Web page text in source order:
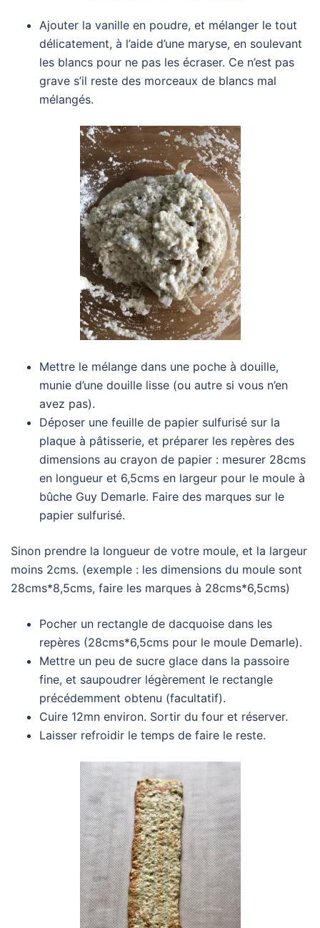
Ajouter la vanille en poudre, et mélanger le tout
délicatement, à l’aide d’une maryse, en soulevant
les blancs pour ne pas les écraser. Ce n’est pas
grave s’il reste des morceaux de blancs mal
mélangés.
Mettre le mélange dans une poche à douille,
munie d’une douille lisse (ou autre si vous n’en
avez pas).
Déposer une feuille de papier sulfurisé sur la
plaque à pâtisserie, et préparer les repères des
dimensions au crayon de papier : mesurer 28cms
en longueur et 6,5cms en largeur pour le moule à
bûche Guy Demarle. Faire des marques sur le
papier sulfurisé.
Sinon prendre la longueur de votre moule, et la largeur
moins 2cms. (exemple : les dimensions du moule sont
28cms*8,5cms, faire les marques à 28cms*6,5cms)
Pocher un rectangle de dacquoise dans les
repères (28cms*6,5cms pour le moule Demarle).
Mettre un peu de sucre glace dans la passoire
fine, et saupoudrer légèrement le rectangle
précédemment obtenu (facultatif).
Cuire 12mn environ. Sortir du four et réserver.
Laisser refroidir le temps de faire le reste.